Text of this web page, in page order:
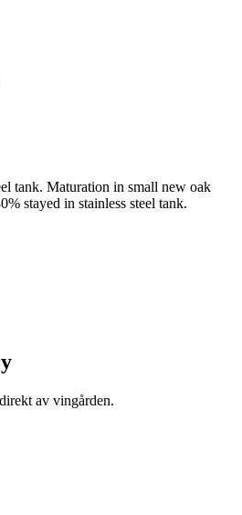
tank. Maturation in small new oak
stayed in stainless steel tank.
av vingården.